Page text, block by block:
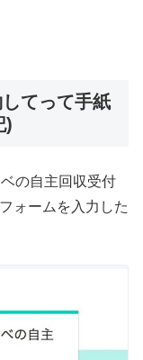
てって手紙
)
の自主回収受付
ォームを入力した